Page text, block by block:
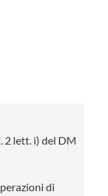
2 lett. i) del DM
di